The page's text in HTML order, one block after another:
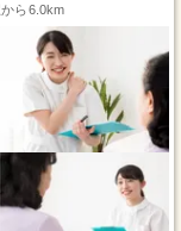
ら6.0km